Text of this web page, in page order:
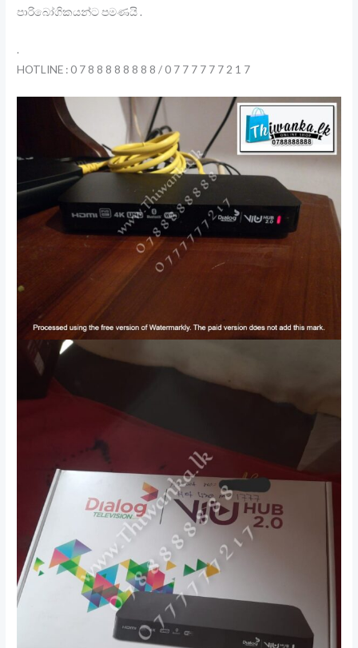
පාරිබෝගිකයන්ට පමණයි .
.
HOTLINE : 0 7 8 8 8 8 8 8 8 8 / 0 7 7 7 7 7 7 2 1 7